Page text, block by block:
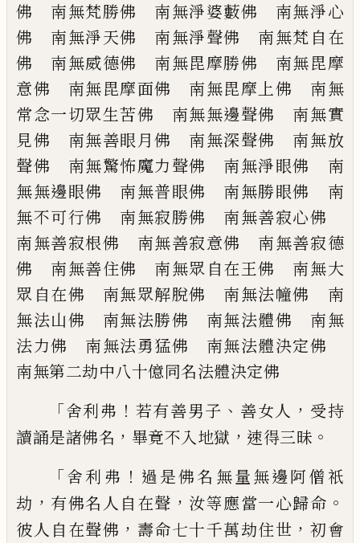
佛 南無梵勝佛 南無淨婆藪佛 南無淨心
佛 南無淨天佛 南無淨聲佛 南無梵自在
佛 南無威德佛 南無毘摩勝佛 南無毘摩
意佛 南無毘摩面佛 南無毘摩上佛 南無
常念一切眾生苦佛 南無無邊聲佛 南無實
見佛 南無善眼月佛 南無深聲佛 南無放
聲佛 南無驚怖魔力聲佛 南無淨眼佛 南
無無邊眼佛 南無普眼佛 南無勝眼佛 南
無不可行佛 南無寂勝佛 南無善寂心佛
南無善寂根佛 南無善寂意佛
南無善寂德
佛 南無善住佛 南無眾自在王佛 南無大
眾自在佛 南無眾解脫佛
南無法幢佛 南
無法山佛 南無法勝佛 南無法體佛 南無
法力佛 南無法勇猛佛 南無法體決定佛
南無第二劫中八十億同名法體決定佛
「舍利弗 ！ 若有善男子 、 善女人 ， 受持
讀誦是諸佛名 ， 畢竟不入地獄 ， 速得三昧 。
「舍利弗 ！ 過是佛名無量無邊阿僧祇
劫 ， 有佛名人自在聲 ， 汝等應當一心歸命 。
彼人自在聲佛 ， 壽命七十千萬劫住世 ， 初會